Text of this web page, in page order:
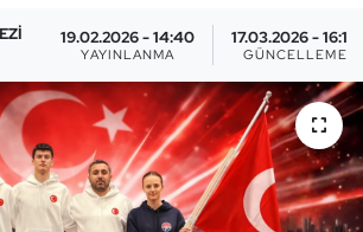
19.02.2026 - 14:40
YAYINLANMA
17.03.2026 - 16:10
GÜNCELLEME